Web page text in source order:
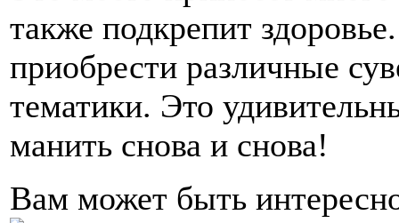
также подкрепит
приобрести различные
тематики. Это
манить снова и снова!
Вам может быть